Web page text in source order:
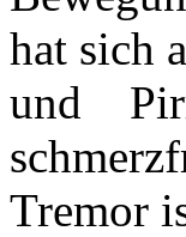
hat sich
und
Tremor